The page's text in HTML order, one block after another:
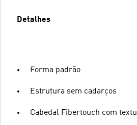
Detalhes
Forma padrão
Estrutura sem cadarços
Cabedal Fibertouch com